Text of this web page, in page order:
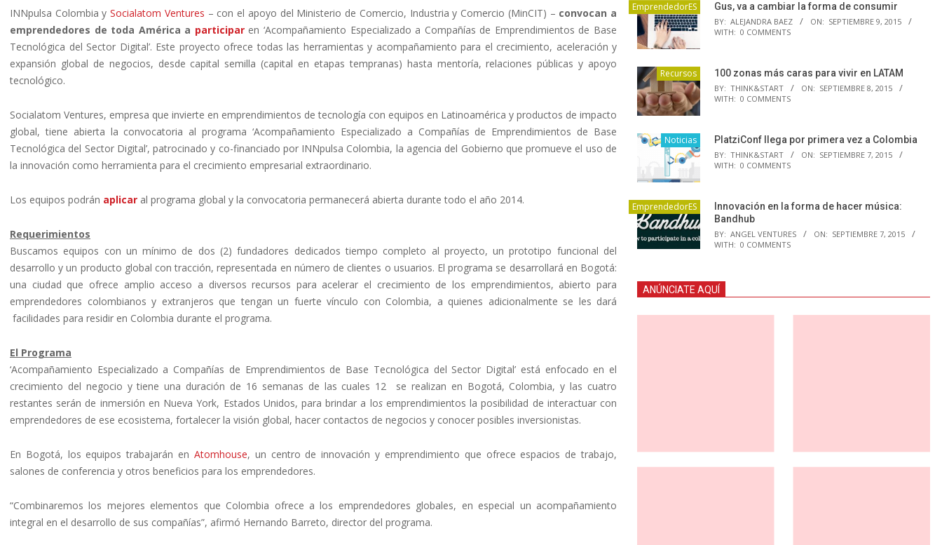
INNpulsa Colombia ySocialatom Ventures – con el apoyo del Ministerio de Comercio, Industria y Comercio (MinCIT) – convocan a
emprendedores de toda América a participaren ‘Acompañamiento Especializado a Compañías de Emprendimientos de Base
Tecnológica del Sector Digital’. Este proyecto ofrece todas las herramientas y acompañamiento para el crecimiento, aceleración y
expansión global de negocios, desde capital semilla (capital en etapas tempranas) hasta mentoría, relaciones públicas y apoyo
tecnológico.
Socialatom Ventures, empresa que invierte en emprendimientos de tecnología con equipos en Latinoamérica y productos de impacto
global, tiene abierta la convocatoria al programa ‘Acompañamiento Especializado a Compañías de Emprendimientos de Base
Tecnológica del Sector Digital’, patrocinado y co-financiado por INNpulsa Colombia, la agencia del Gobierno que promueve el uso de
la innovación como herramienta para el crecimiento empresarial extraordinario.
Los equipos podrán aplicar al programa global y la convocatoria permanecerá abierta durante todo el año 2014.
Requerimientos
Buscamos equipos con un mínimo de dos (2) fundadores dedicados tiempo completo al proyecto, un prototipo funcional del
desarrollo y un producto global con tracción, representada en número de clientes o usuarios. El programa se desarrollará en Bogotá:
una ciudad que ofrece amplio acceso a diversos recursos para acelerar el crecimiento de los emprendimientos, abierto para
emprendedores colombianos y extranjeros que tengan un fuerte vínculo con Colombia, a quienes adicionalmente se les dará
facilidades para residir en Colombia durante el programa.
El Programa
‘Acompañamiento Especializado a Compañías de Emprendimientos de Base Tecnológica del Sector Digital’ está enfocado en el
crecimiento del negocio y tiene una duración de 16 semanas de las cuales 12 se realizan en Bogotá, Colombia, y las cuatro
restantes serán de inmersión en Nueva York, Estados Unidos, para brindar a losemprendimientos la posibilidad de interactuar con
emprendedores de ese ecosistema, fortalecer la visión global, hacer contactos de negocios y conocer posibles inversionistas.
En Bogotá, los equipos trabajarán en Atomhouse, un centro de innovación y emprendimiento que ofrece espacios de trabajo,
salones de conferencia y otros beneficios para los emprendedores.
“Combinaremos los mejores elementos que Colombia ofrece a los emprendedores globales, en especial un acompañamiento
integral en el desarrollo de sus compañías”, afirmó Hernando Barreto, director del programa.
EmprendedorES Gus, va a cambiar la forma de consumir
BY: ALEJANDRA BAEZ ON: SEPTIEMBRE 9, 2015
WITH: 0 COMMENTS
Recursos 100 zonas más caras para vivir en LATAM
BY: THINK&START ON: SEPTIEMBRE 8, 2015
WITH: 0 COMMENTS
Noticias PlatziConf llega por primera vez a Colombia
BY: THINK&START ON: SEPTIEMBRE 7, 2015
WITH: 0 COMMENTS
EmprendedorES
Innovación en la forma de hacer música:
Bandhub
BY: ANGEL VENTURES ON: SEPTIEMBRE 7, 2015
WITH: 0 COMMENTS
ANÚNCIATE AQUÍ